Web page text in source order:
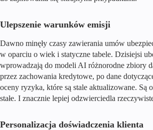
Ulepszenie warunków emisji
Dawno minęły czasy zawierania umów
w oparciu o wiek i statyczne tabele. Dzisiejsi
wprowadzają do modeli AI różnorodne zbiory
przez zachowania kredytowe, po dane
oceny ryzyka, które są stale aktualizowane. Są
stałe. I znacznie lepiej odzwierciedla
Personalizacja doświadczenia klienta